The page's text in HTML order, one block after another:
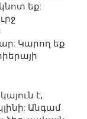
եք:
Կարող եք
է,
Անգամ